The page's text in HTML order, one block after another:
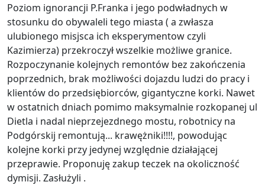
Poziom ignorancji P.Franka i jego podwładnych w
stosunku do obywaleli tego miasta ( a zwłasza
ulubionego misjsca ich eksperymentow czyli
Kazimierza) przekroczył wszelkie możliwe granice.
Rozpoczynanie kolejnych remontów bez zakończenia
poprzednich, brak możliwości dojazdu ludzi do pracy i
klientów do przedsiębiorców, gigantyczne korki. Nawet
w ostatnich dniach pomimo maksymalnie rozkopanej ul
Dietla i nadal nieprzejezdnego mostu, robotnicy na
Podgórskij remontują... krawężniki!!!!, powodując
kolejne korki przy jedynej względnie działającej
przeprawie. Proponuję zakup teczek na okoliczność
dymisji. Zasłużyli .